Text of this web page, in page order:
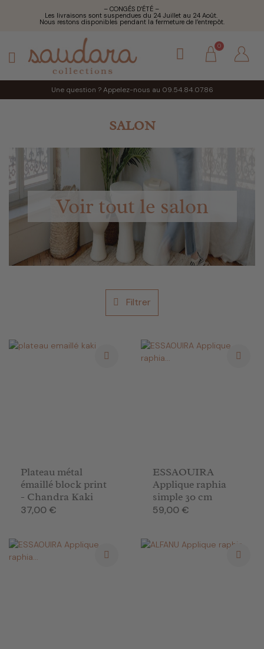
– CONGÉS D’ÉTÉ –
Les livraisons sont suspendues du 24 Juillet au 24 Août.
Nous restons disponibles pendant la fermeture de l’entrepôt.
Une question ? Appelez-nous au 09.54.84.07.86
SALON
Voir tout le salon
Filtrer
Plateau métal
émaillé block print
- Chandra Kaki
Prix
37,00 €
ESSAOUIRA
Applique raphia
simple 30 cm
Prix
59,00 €